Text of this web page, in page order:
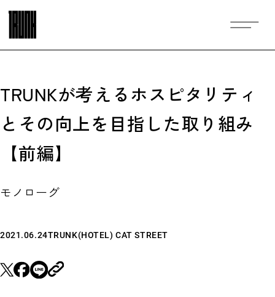
TRUNKが考えるホスピタリティ
とその向上を目指した取り組み
【前編】
モノローグ
2021.06.24TRUNK(HOTEL) CAT STREET